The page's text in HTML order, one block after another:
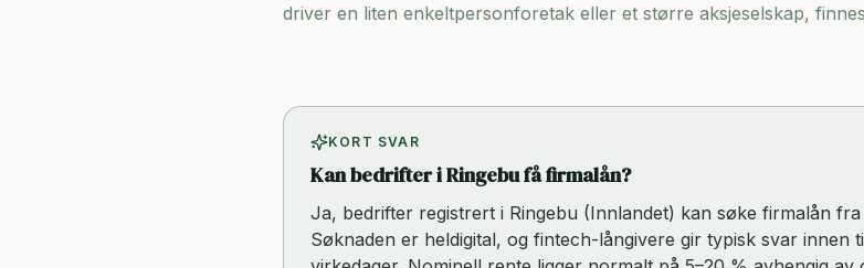
driver en liten enkeltpersonforetak eller et større aksjeselskap,
KORT SVAR
Kan bedrifter i Ringebu få firmalån?
Ja, bedrifter registrert i Ringebu (Innlandet) kan søke firmalån
Søknaden er heldigital, og fintech-långivere gir typisk svar innen